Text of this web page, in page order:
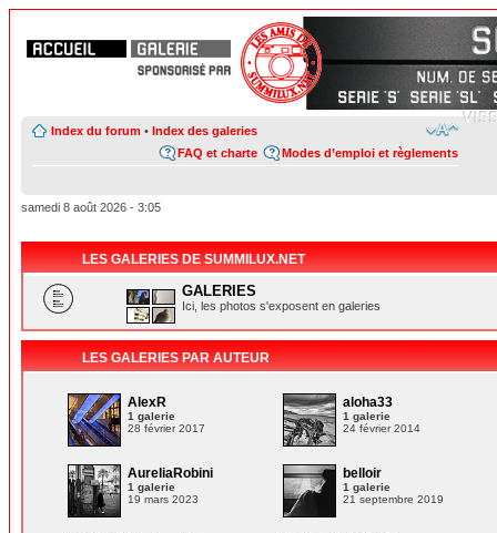
Index du forum • Index des galeries
Modes d’emploi et règlements
FAQ et charte
samedi 8 août 2026 - 3:05
LES GALERIES DE SUMMILUX.NET
GALERIES
Ici, les photos s'exposent en galeries
LES GALERIES PAR AUTEUR
AlexR
1 galerie
28 février 2017
aloha33
1 galerie
24 février 2014
AureliaRobini
1 galerie
19 mars 2023
belloir
1 galerie
21 septembre 2019